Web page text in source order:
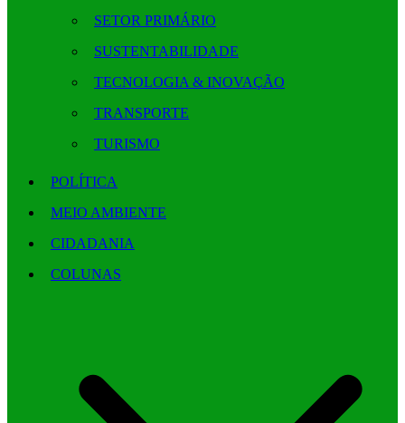
SETOR PRIMÁRIO
SUSTENTABILIDADE
TECNOLOGIA & INOVAÇÃO
TRANSPORTE
TURISMO
POLÍTICA
MEIO AMBIENTE
CIDADANIA
COLUNAS